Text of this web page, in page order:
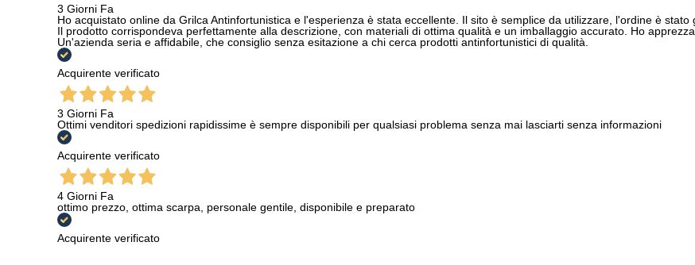
3 Giorni Fa
Ho acquistato online da Grilca Antinfortunistica e l'esperienza è stata eccellente. Il sito è semplice da utilizzare, l'ordine è
Il prodotto corrispondeva perfettamente alla descrizione, con materiali di ottima qualità e un imballaggio accurato. Ho
Un'azienda seria e affidabile, che consiglio senza esitazione a chi cerca prodotti antinfortunistici di qualità.
Acquirente verificato
3 Giorni Fa
Ottimi venditori spedizioni rapidissime è sempre disponibili per qualsiasi problema senza mai lasciarti senza informazioni
Acquirente verificato
4 Giorni Fa
ottimo prezzo, ottima scarpa, personale gentile, disponibile e preparato
Acquirente verificato